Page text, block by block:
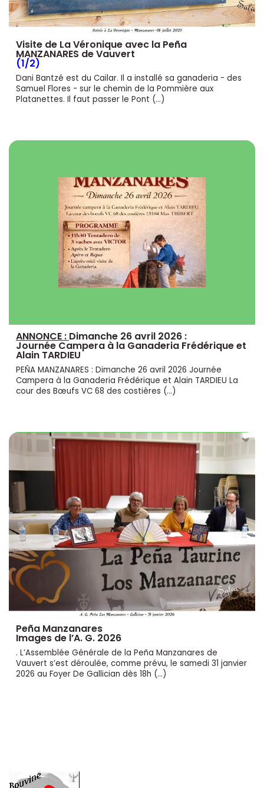
Visite de La Véronique avec la Peña
MANZANARES de Vauvert
(1/2)
Dani Bantzé est du Cailar. Il a installé sa ganaderia - des
Samuel Flores - sur le chemin de la Pommière aux
Platanettes. Il faut passer le Pont (…)
ANNONCE : Dimanche 26 avril 2026 :
Journée Campera à la Ganaderia Frédérique et
Alain TARDIEU
PEÑA MANZANARES : Dimanche 26 avril 2026 Journée
Campera à la Ganaderia Frédérique et Alain TARDIEU La
cour des Bœufs VC 68 des costières (…)
Peña Manzanares
Images de l’A. G. 2026
. L’Assemblée Générale de la Peña Manzanares de
Vauvert s’est déroulée, comme prévu, le samedi 31 janvier
2026 au Foyer De Gallician dès 18h (…)